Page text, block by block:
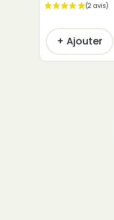
+ Ajouter